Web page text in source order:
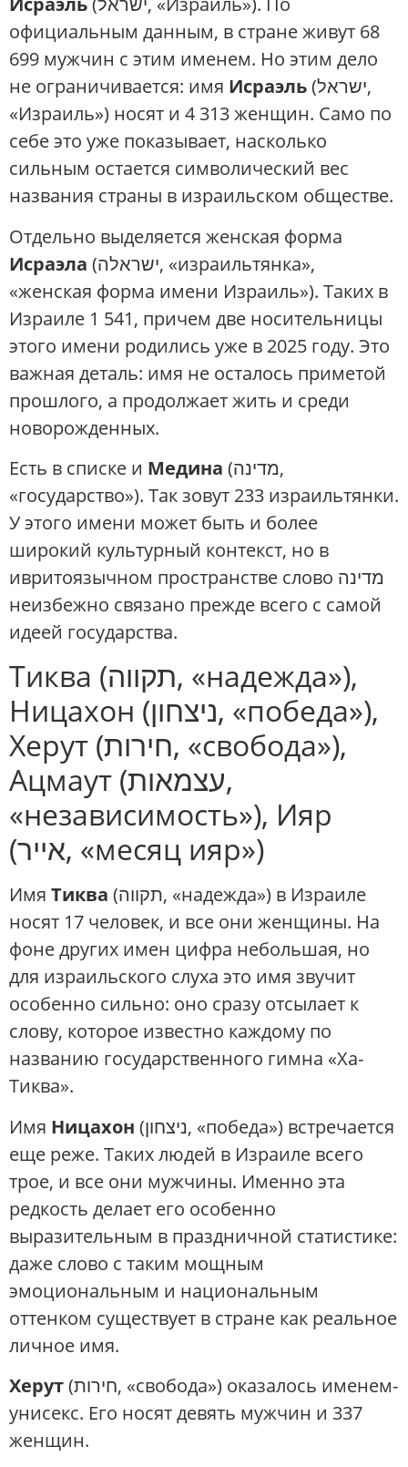
официальным данным, в стране живут 68
699 мужчин с этим именем. Но этим дело
не ограничивается: имя Исраэль(ישראל,
«Израиль») носят и 4 313 женщин. Само по
себе это уже показывает, насколько
сильным остается символический вес
названия страны в израильском обществе.
Отдельно выделяется женская форма
Исраэла (ישראלה, «израильтянка»,
«женская форма имени Израиль»). Таких в
Израиле 1 541, причем две носительницы
этого имени родились уже в 2025 году. Это
важная деталь: имя не осталось приметой
прошлого, а продолжает жить и среди
новорожденных.
Есть в списке и Медина (מדינה,
«государство»). Так зовут 233 израильтянки.
У этого имени может быть и более
широкий культурный контекст, но в
ивритоязычном пространстве слово מדינה
неизбежно связано прежде всего с самой
идеей государства.
Тиква (תקווה, «надежда»),
Ницахон (ניצחון, «победа»),
Херут (חירות, «свобода»),
Ацмаут (עצמאות,
«независимость»), Ияр
(אייר, «месяц ияр»)
Имя Тиква (תקווה, «надежда») в Израиле
носят 17 человек, и все они женщины. На
фоне других имен цифра небольшая, но
для израильского слуха это имя звучит
особенно сильно: оно сразу отсылает к
слову, которое известно каждому по
названию государственного гимна «Ха-
Тиква».
Имя Ницахон (ניצחון, «победа») встречается
еще реже. Таких людей в Израиле всего
трое, и все они мужчины. Именно эта
редкость делает его особенно
выразительным в праздничной статистике:
даже слово с таким мощным
эмоциональным и национальным
оттенком существует в стране как реальное
личное имя.
Херут(חירות, «свобода») оказалось именем-
унисекс. Его носят девять мужчин и 337
женщин.